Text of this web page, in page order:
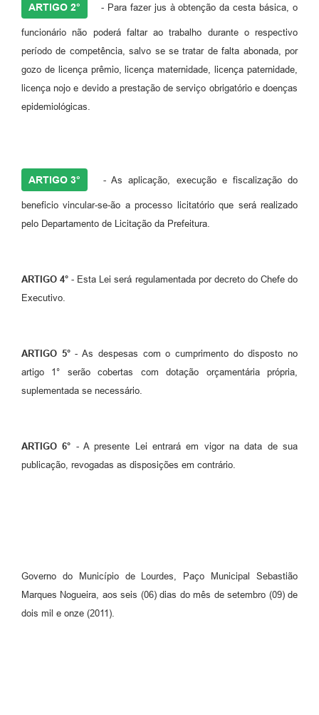
Nota Fiscal Eletrônica
ARTIGO 2° - Para fazer jus à obtenção da cesta básica, o
funcionário não poderá faltar ao trabalho durante o respectivo
período de competência, salvo se se tratar de falta abonada, por
gozo de licença prêmio, licença maternidade, licença paternidade,
licença nojo e devido a prestação de serviço obrigatório e doenças
epidemiológicas.
ARTIGO 3° - As aplicação, execução e fiscalização do
beneficio vincular-se-ão a processo licitatório que será realizado
pelo Departamento de Licitação da Prefeitura.
ARTIGO 4° - Esta Lei será regulamentada por decreto do Chefe do
Executivo.
ARTIGO 5°- As despesas com o cumprimento do disposto no
artigo 1° serão cobertas com dotação orçamentária própria,
suplementada se necessário.
ARTIGO 6° - A presente Lei entrará em vigor na data de sua
publicação, revogadas as disposições em contrário.
Governo do Município de Lourdes, Paço Municipal Sebastião
Marques Nogueira, aos seis (06) dias do mês de setembro (09) de
dois mil e onze (2011).